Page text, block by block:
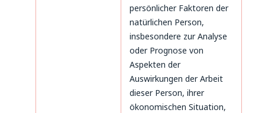
persönlicher Faktoren der
natürlichen Person,
insbesondere zur Analyse
oder Prognose von
Aspekten der
Auswirkungen der Arbeit
dieser Person, ihrer
ökonomischen Situation,